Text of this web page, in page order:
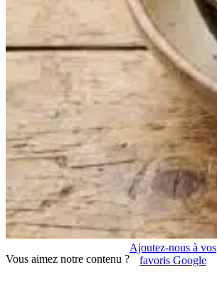
Vous aimez notre contenu ?
Ajoutez-nous à vos
favoris Google